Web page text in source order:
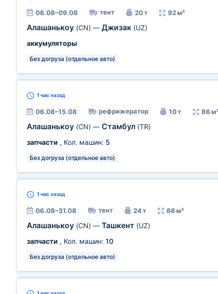
06.08–09.08 тент 20 т 92 м³
Алашанькоу (CN) — Джизак (UZ)
аккумуляторы
Без догруза (отдельное авто)
1 час назад
06.08–15.08 рефрижератор 10 т 86
Алашанькоу (CN) — Стамбул (TR)
запчасти , Кол. машин: 5
Без догруза (отдельное авто)
1 час назад
06.08–31.08 тент 24 т 86 м³
Алашанькоу (CN) — Ташкент (UZ)
запчасти , Кол. машин: 10
Без догруза (отдельное авто)